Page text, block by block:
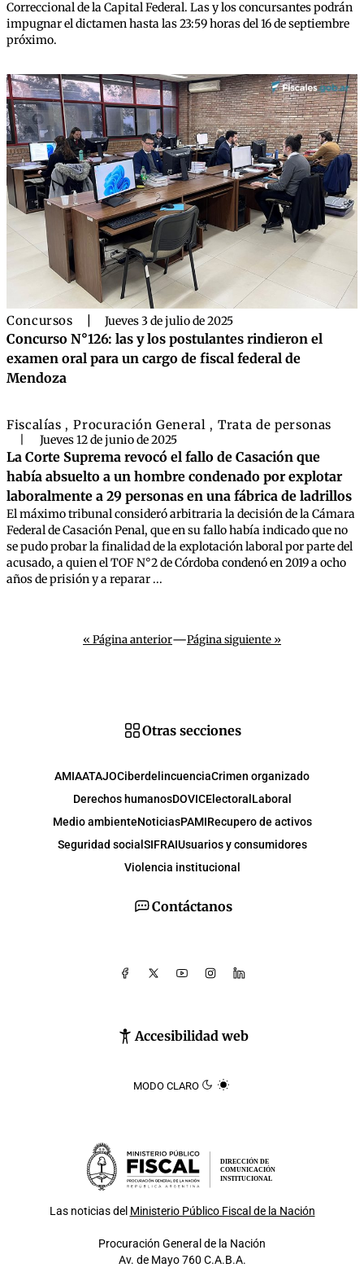
Correccional de la Capital Federal. Las y los concursantes podrán
impugnar el dictamen hasta las 23:59 horas del 16 de septiembre
próximo.
Concursos Jueves 3 de julio de 2025
Concurso N°126: las y los postulantes rindieron el
examen oral para un cargo de fiscal federal de
Mendoza
Fiscalías , Procuración General , Trata de personas
Jueves 12 de junio de 2025
La Corte Suprema revocó el fallo de Casación que
había absuelto a un hombre condenado por explotar
laboralmente a 29 personas en una fábrica de ladrillos
El máximo tribunal consideró arbitraria la decisión de la Cámara
Federal de Casación Penal, que en su fallo había indicado que no
se pudo probar la finalidad de la explotación laboral por parte del
acusado, a quien el TOF N°2 de Córdoba condenó en 2019 a ocho
años de prisión y a reparar ...
« Página anterior—Página siguiente »
Contáctanos
Accesibilidad web
MODO CLARO
Otras secciones
AMIAATAJOCiberdelincuenciaCrimen organizado
Derechos humanosDOVICElectoral Laboral
Medio ambienteNoticiasPAMIRecupero de activos
Seguridad social SIFRAIUsuarios y consumidores
Violencia institucional
DIRECCIÓN DE
COMUNICACIÓN
INSTITUCIONAL
Las noticias del Ministerio Público Fiscal de la Nación
Procuración General de la Nación
Av. de Mayo 760 C.A.B.A.